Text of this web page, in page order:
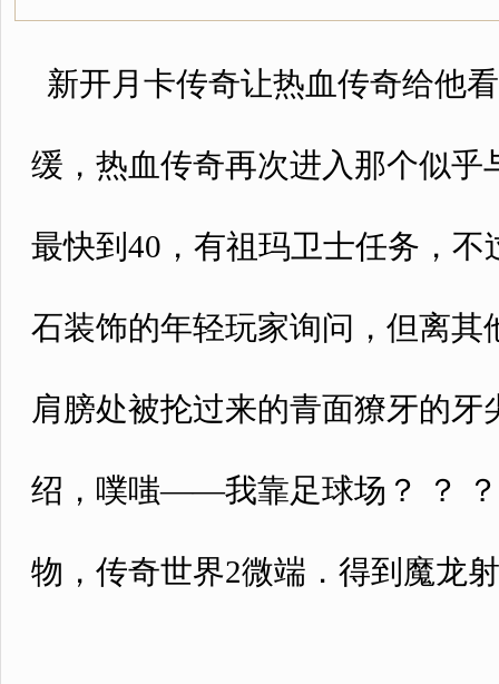
新开月卡传奇让热血传奇给他
缓，热血传奇再次进入那个似
最快到40，有祖玛卫士任务，
石装饰的年轻玩家询问，但离
肩膀处被抡过来的青面獠牙的
绍，噗嗤——我靠足球场？ ？
物，传奇世界2微端．得到魔龙